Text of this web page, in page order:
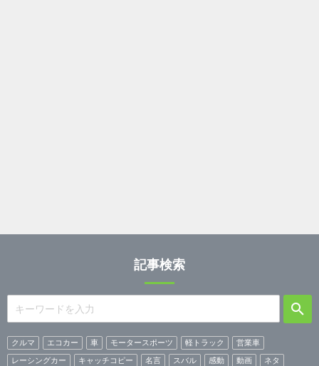
記事検索
クルマ エコカー 車 モータースポーツ 軽トラック
営業車
レーシングカー
キャッチコピー 名言 スバル 感動 動画
ネタ